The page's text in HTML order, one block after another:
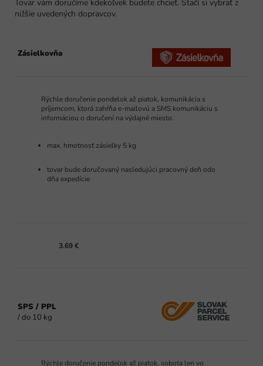
Tovar vám doručíme kdekoľvek budete chcieť. Stačí si vybrať z
nižšie uvedených dopravcov.
Zásielkovňa
Rýchle doručenie pondelok až piatok, komunikácia s
príjemcom, ktorá zahŕňa e-mailovú a SMS komunikáciu s
informáciou o doručení na výdajné miesto.
max. hmotnosť zásielky 5 kg
tovar bude doručovaný nasledujúci pracovný deň odo
dňa expedície
3.69 €
SPS / PPL
/ do 10 kg
Rýchle doručenie pondelok až piatok, sobota len vo